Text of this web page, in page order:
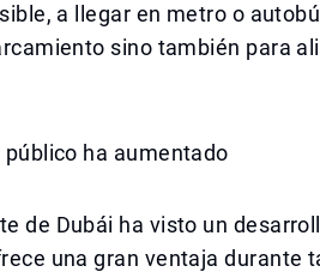
a llegar en metro o
sino también para
ha aumentado
de Dubái ha visto un
una gran ventaja durante